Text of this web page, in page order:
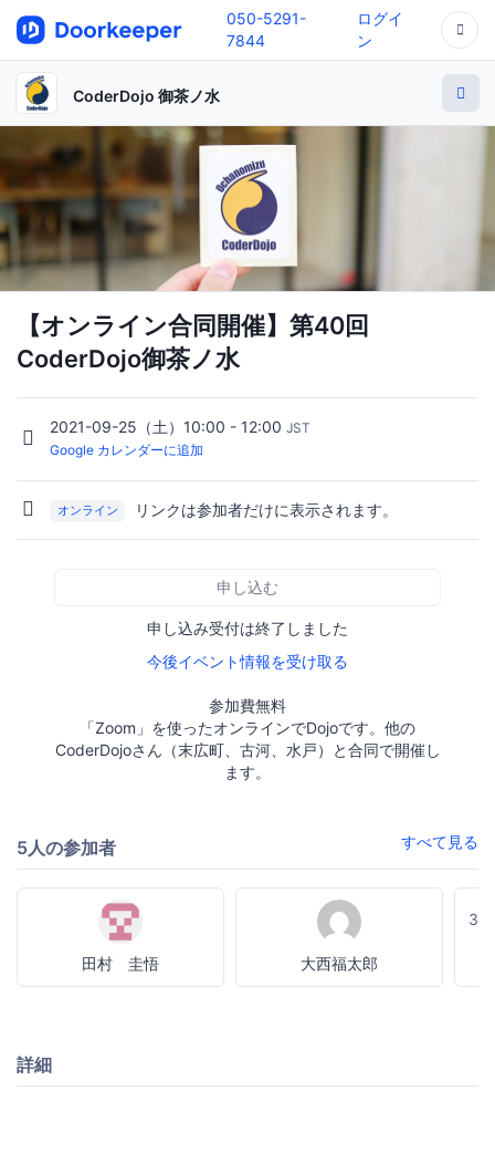
050-5291-
7844
ログイ
ン
CoderDojo 御茶ノ水
【オンライン合同開催】第40回
CoderDojo御茶ノ水
2021-09-25（土）10:00 - 12:00 JST
Google カレンダーに追加
オンライン リンクは参加者だけに表示されます。
申し込む
申し込み受付は終了しました
今後イベント情報を受け取る
参加費無料
「Zoom」を使ったオンラインでDojoです。他の
CoderDojoさん（末広町、古河、水戸）と合同で開催し
ます。
5人の参加者 すべて見る
田村 圭悟 大西福太郎
3
詳細